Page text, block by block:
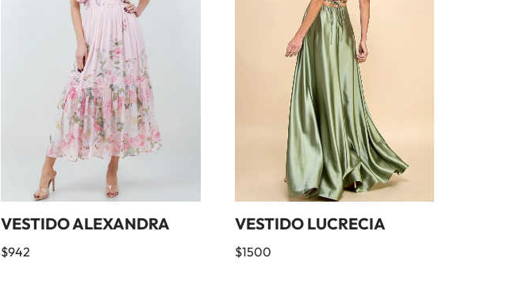
VESTIDO ALEXANDRA
$942
VESTIDO LUCRECIA
$1500